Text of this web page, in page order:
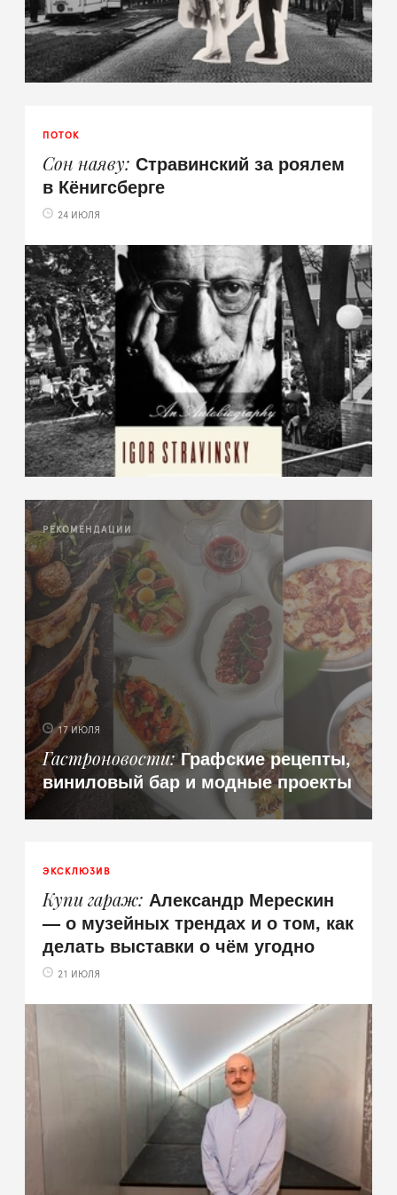
ПОТОК
Сон наяву Стравинский за роялем
в Кёнигсберге
24 ИЮЛЯ
РЕКОМЕНДАЦИИ
17 ИЮЛЯ
Гастроновости Графские рецепты,
виниловый бар и модные проекты
ЭКСКЛЮЗИВ
Купи гараж Александр Мерескин
— о музейных трендах и о том, как
делать выставки о чём угодно
21 ИЮЛЯ